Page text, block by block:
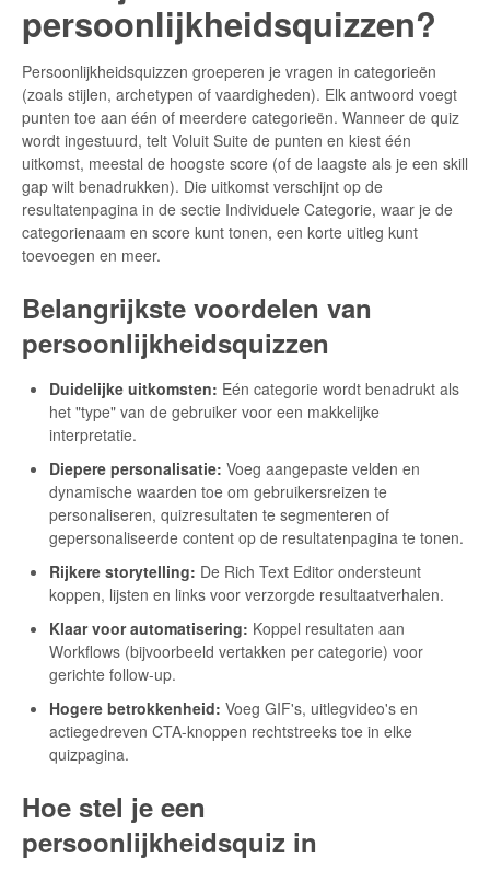
persoonlijkheidsquizzen?
Persoonlijkheidsquizzen groeperen je vragen in categorieën
(zoals stijlen, archetypen of vaardigheden). Elk antwoord voegt
punten toe aan één of meerdere categorieën. Wanneer de quiz
wordt ingestuurd, telt Voluit Suite de punten en kiest één
uitkomst, meestal de hoogste score (of de laagste als je een skill
gap wilt benadrukken). Die uitkomst verschijnt op de
resultatenpagina in de sectie Individuele Categorie, waar je de
categorienaam en score kunt tonen, een korte uitleg kunt
toevoegen en meer.
Belangrijkste voordelen van
persoonlijkheidsquizzen
Duidelijke uitkomsten: Eén categorie wordt benadrukt als
het "type" van de gebruiker voor een makkelijke
interpretatie.
Diepere personalisatie: Voeg aangepaste velden en
dynamische waarden toe om gebruikersreizen te
personaliseren, quizresultaten te segmenteren of
gepersonaliseerde content op de resultatenpagina te tonen.
Rijkere storytelling: De Rich Text Editor ondersteunt
koppen, lijsten en links voor verzorgde resultaatverhalen.
Klaar voor automatisering: Koppel resultaten aan
Workflows (bijvoorbeeld vertakken per categorie) voor
gerichte follow-up.
Hogere betrokkenheid: Voeg GIF's, uitlegvideo's en
actiegedreven CTA-knoppen rechtstreeks toe in elke
quizpagina.
Hoe stel je een
persoonlijkheidsquiz in